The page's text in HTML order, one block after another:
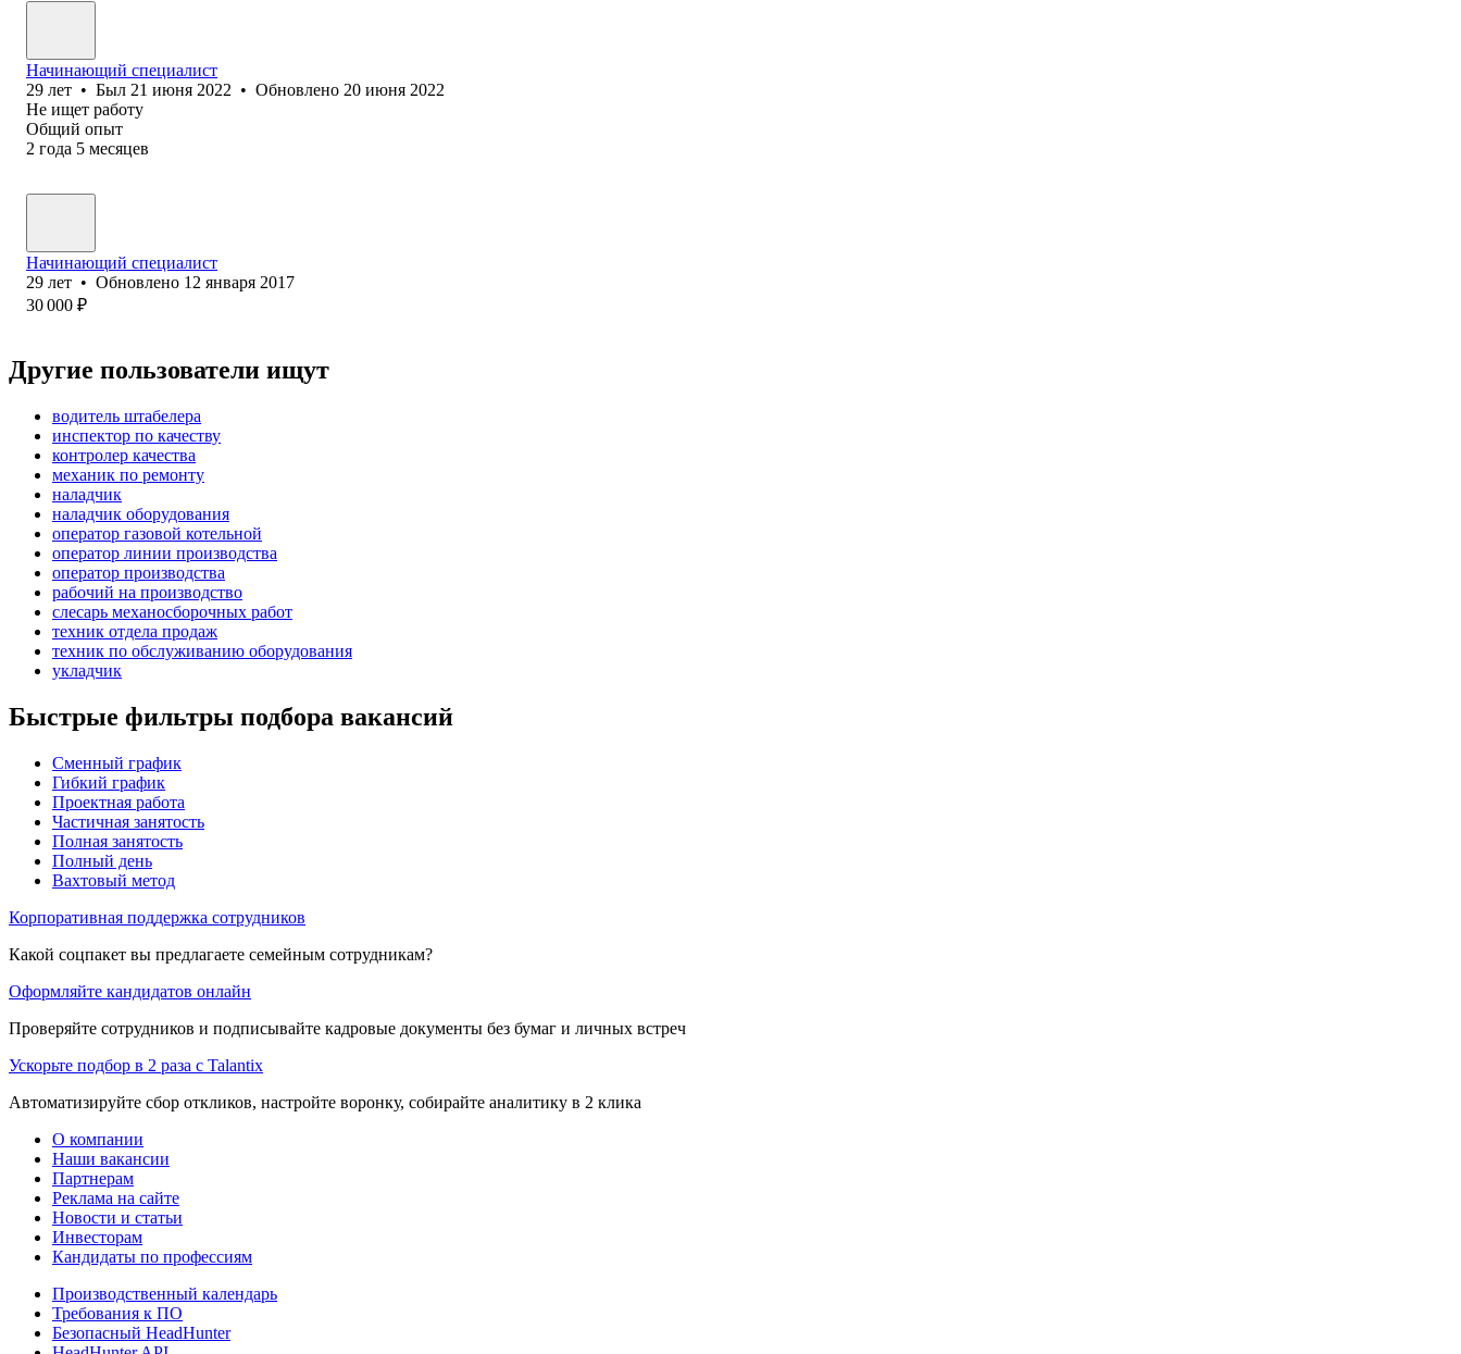
Начинающий специалист
29 лет • Был 21 июня 2022 • Обновлено 20 июня 2022
Не ищет работу
Общий опыт
2 года 5 месяцев
Начинающий специалист
29 лет • Обновлено 12 января 2017
30 000 ₽
Другие пользователи ищут
водитель штабелера
инспектор по качеству
контролер качества
механик по ремонту
наладчик
наладчик оборудования
оператор газовой котельной
оператор линии производства
оператор производства
рабочий на производство
слесарь механосборочных работ
техник отдела продаж
техник по обслуживанию оборудования
укладчик
Быстрые фильтры подбора вакансий
Сменный график
Гибкий график
Проектная работа
Частичная занятость
Полная занятость
Полный день
Вахтовый метод
Корпоративная поддержка сотрудников
Какой соцпакет вы предлагаете семейным сотрудникам?
Оформляйте кандидатов онлайн
Проверяйте сотрудников и подписывайте кадровые документы без бумаг и личных встреч
Ускорьте подбор в 2 раза с Talantix
Автоматизируйте сбор откликов, настройте воронку, собирайте аналитику в 2 клика
О компании
Наши вакансии
Партнерам
Реклама на сайте
Новости и статьи
Инвесторам
Кандидаты по профессиям
Производственный календарь
Требования к ПО
Безопасный HeadHunter